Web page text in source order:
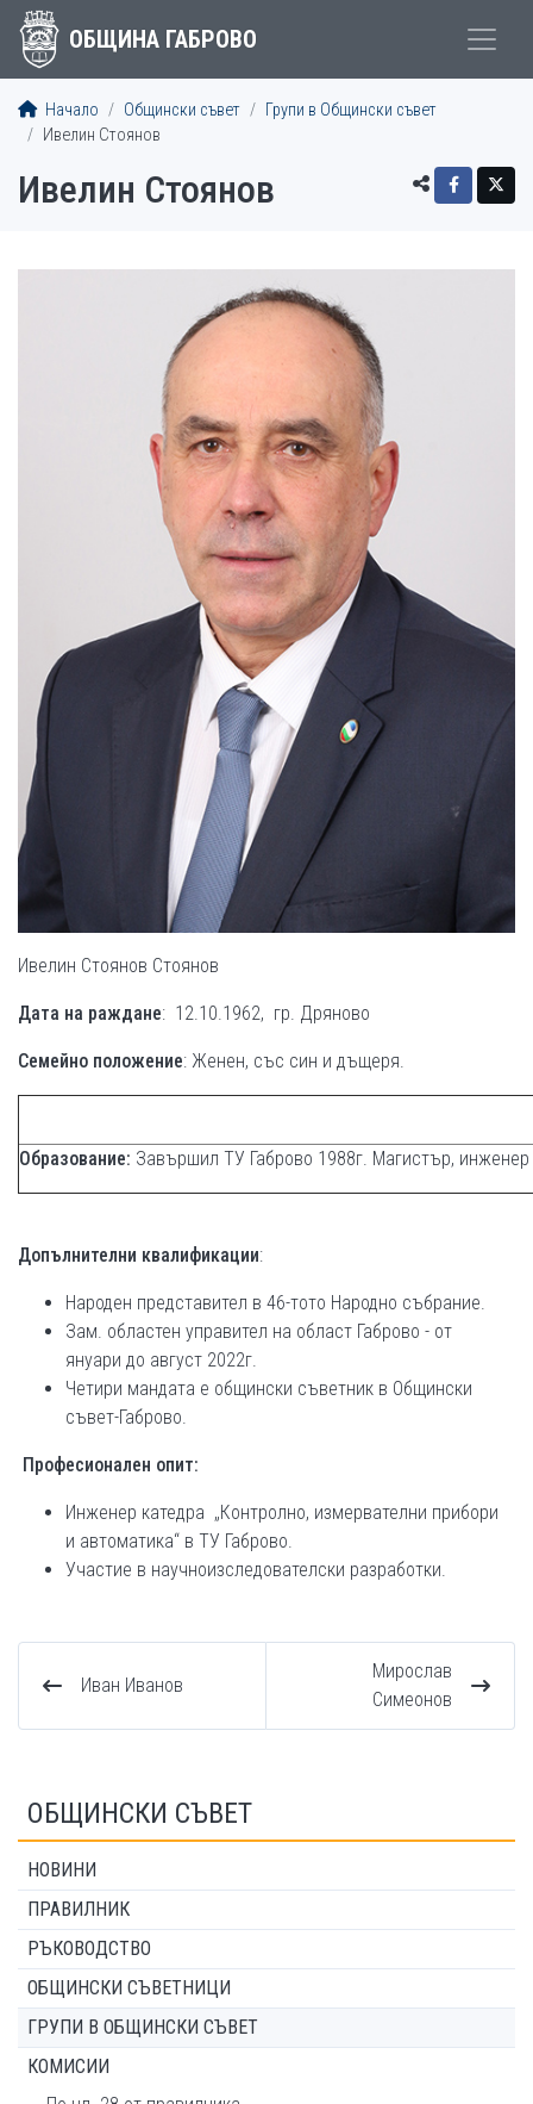
ОБЩИНА ГАБРОВО
Начало Общински съвет
Групи в Общински съвет
Ивелин Стоянов
Ивелин Стоянов
Ивелин Стоянов Стоянов
Дата на раждане: 12.10.1962, гр. Дряново
Семейно положение: Женен, със син и дъщеря.
Образование: Завършил ТУ Габрово 1988г. Магистър, инженер
Допълнителни квалификации:
Народен представител в 46-тото Народно събрание.
Зам. областен управител на област Габрово - от
януари до август 2022г.
Четири мандата е общински съветник в Общински
съвет-Габрово.
Професионален опит:
Инженер катедра „Контролно, измервателни прибори
и автоматика“ в ТУ Габрово.
Участие в научноизследователски разработки.
Иван Иванов
Мирослав
Симеонов
ОБЩИНСКИ СЪВЕТ
НОВИНИ
ПРАВИЛНИК
РЪКОВОДСТВО
ОБЩИНСКИ СЪВЕТНИЦИ
ГРУПИ В ОБЩИНСКИ СЪВЕТ
КОМИСИИ